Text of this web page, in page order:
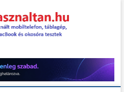
Használt
teszt
TÁBLAGÉP, MACBOOK ÉS
OKOSÓRA TESZTEK